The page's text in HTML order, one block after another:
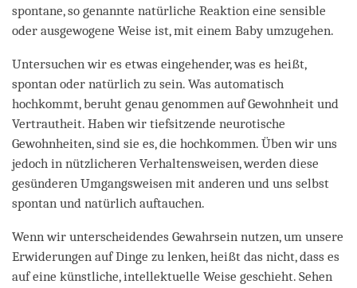
spontane, so genannte natürliche Reaktion eine sensible
oder ausgewogene Weise ist, mit einem Baby umzugehen.
Untersuchen wir es etwas eingehender, was es heißt,
spontan oder natürlich zu sein. Was automatisch
hochkommt, beruht genau genommen auf Gewohnheit und
Vertrautheit. Haben wir tiefsitzende neurotische
Gewohnheiten, sind sie es, die hochkommen. Üben wir uns
jedoch in nützlicheren Verhaltensweisen, werden diese
gesünderen Umgangsweisen mit anderen und uns selbst
spontan und natürlich auftauchen.
Wenn wir unterscheidendes Gewahrsein nutzen, um unsere
Erwiderungen auf Dinge zu lenken, heißt das nicht, dass es
auf eine künstliche, intellektuelle Weise geschieht. Sehen